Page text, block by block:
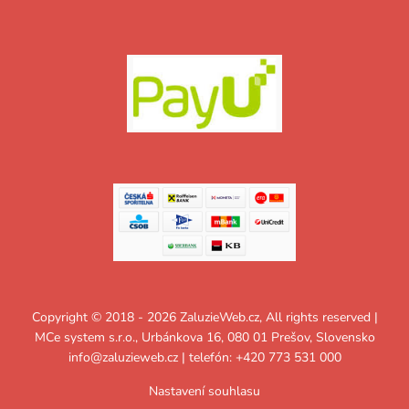
Copyright © 2018 - 2026 ZaluzieWeb.cz, All rights reserved |
MCe system s.r.o., Urbánkova 16, 080 01 Prešov, Slovensko
info@zaluzieweb.cz| telefón: +420 773 531 000
Nastavení souhlasu